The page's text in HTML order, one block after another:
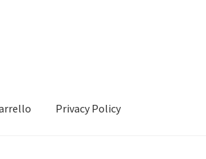
Privacy Policy